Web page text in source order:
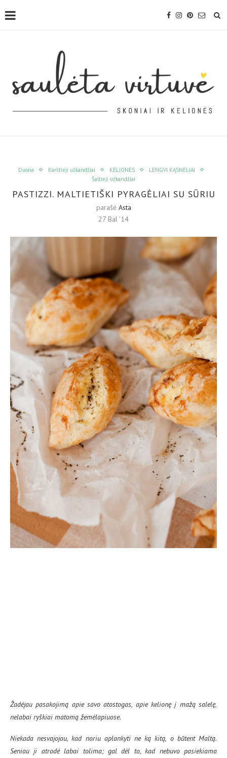
Duona Karštieji užkandžiai KELIONĖS
LENGVI KĄSNELIAI
Šaltieji užkandžiai
PASTIZZI. MALTIETIŠKI PYRAGĖLIAI SU SŪRIU
parašė Asta
27 Bal ’14
Žadėjau pasakojimą apie savo atostogas, apie kelionę į mažą salelę,
nelabai ryškiai matomą žemėlapiuose.
Niekada nesvajojau, kad noriu aplankyti ne ką kitą, o būtent Maltą.
Seniau ji atrodė labai tolima; gal dėl to, kad nebuvo pasiekiama